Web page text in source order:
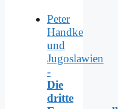
Peter
Handke
und
Jugoslawien
-
Die
dritte